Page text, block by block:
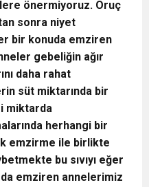
önermiyoruz. Oruç
sonra niyet
bir konuda emziren
gebeliğin ağır
daha rahat
süt miktarında bir
miktarda
herhangi bir
emzirme ile birlikte
bu sıvıyı eğer
emziren annelerimiz